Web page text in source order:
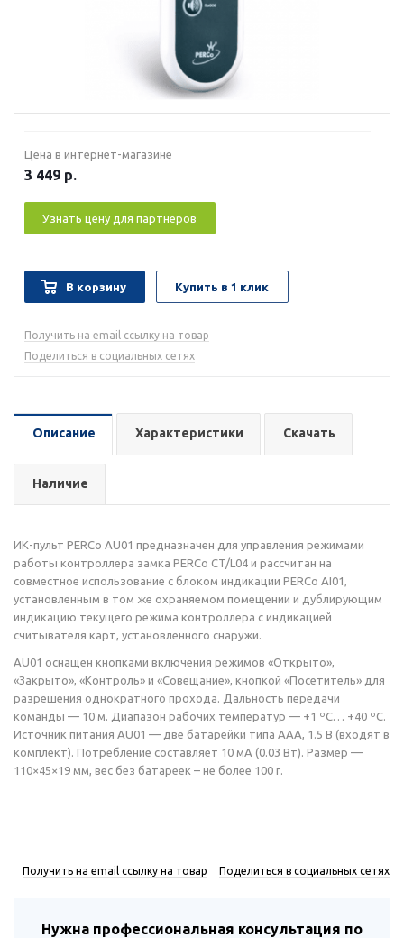
Цена в интернет-магазине
3 449 р.
Узнать цену для партнеров
В корзину Купить в 1 клик
Получить на email ссылку на товар
Поделиться в социальных сетях
Описание Характеристики Скачать
Наличие
ИК-пульт PERCo AU01 предназначен для управления режимами
работы контроллера замка PERCo CT/L04 и рассчитан на
совместное использование с блоком индикации PERCo AI01,
установленным в том же охраняемом помещении и дублирующим
индикацию текущего режима контроллера с индикацией
считывателя карт, установленного снаружи.
AU01 оснащен кнопками включения режимов «Открыто»,
«Закрыто», «Контроль» и «Совещание», кнопкой «Посетитель» для
разрешения однократного прохода. Дальность передачи
команды — 10 м. Диапазон рабочих температур — +1 ºС… +40 ºС.
Источник питания AU01 — две батарейки типа ААА, 1.5 В (входят в
комплект). Потребление составляет 10 мА (0.03 Вт). Размер —
110×45×19 мм, вес без батареек – не более 100 г.
Получить на email ссылку на товар Поделиться в социальных сетях
Нужна профессиональная консультация по